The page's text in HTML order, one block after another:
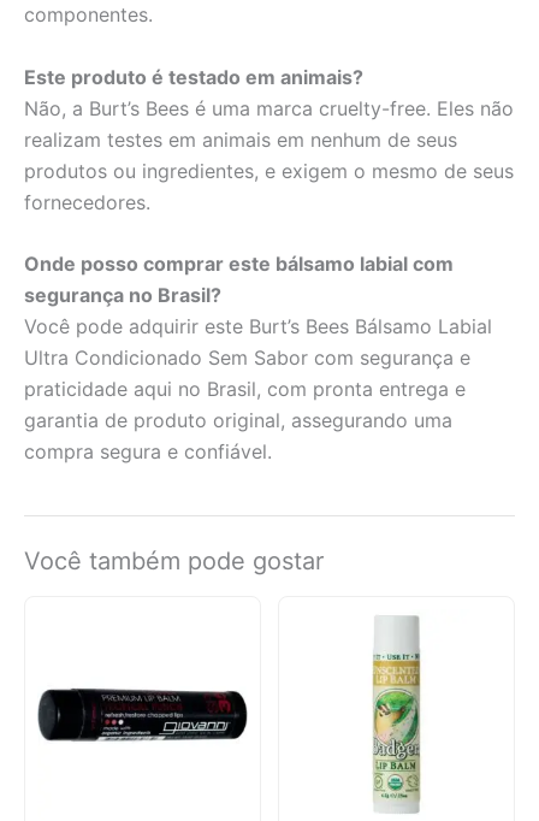
componentes.
Este produto é testado em animais?
Não, a Burt’s Bees é uma marca cruelty-free. Eles não
realizam testes em animais em nenhum de seus
produtos ou ingredientes, e exigem o mesmo de seus
fornecedores.
Onde posso comprar este bálsamo labial com
segurança no Brasil?
Você pode adquirir este Burt’s Bees Bálsamo Labial
Ultra Condicionado Sem Sabor com segurança e
praticidade aqui no Brasil, com pronta entrega e
garantia de produto original, assegurando uma
compra segura e confiável.
Você também pode gostar